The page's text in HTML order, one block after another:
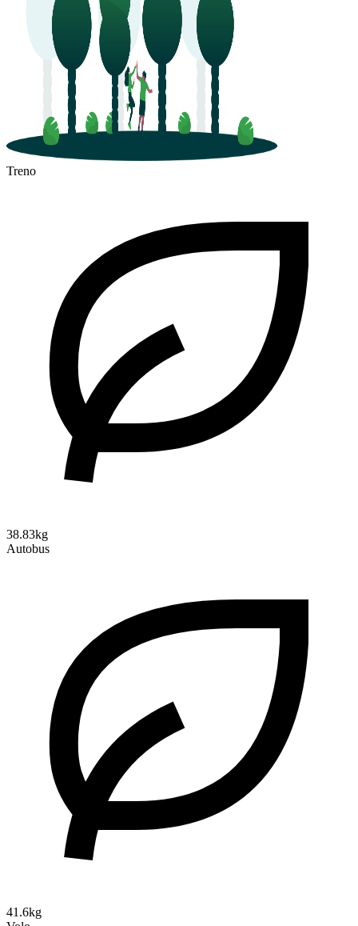
Treno
38.83kg
Autobus
41.6kg